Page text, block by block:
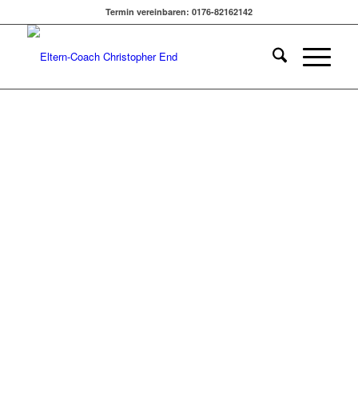
Termin vereinbaren: 0176-82162142
ERHOLUNG | KATHARINA
SPANGLER